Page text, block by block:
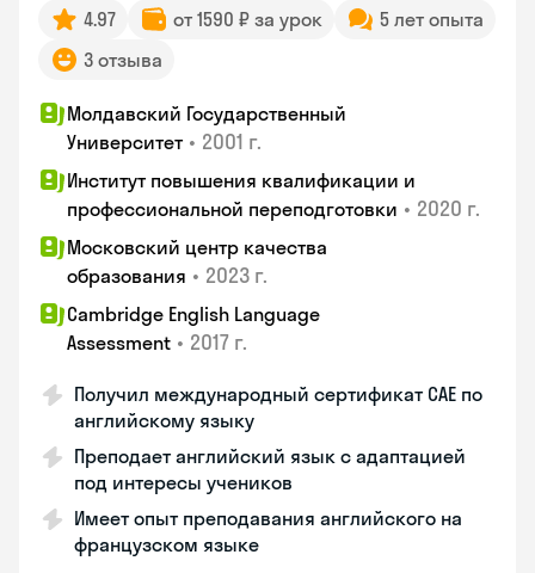
4.97 от 1590 ₽ за урок
5 лет опыта
3 отзыва
Молдавский Государственный
Университет • 2001 г.
Институт повышения квалификации и
профессиональной переподготовки • 2020 г.
Московский центр качества
образования • 2023 г.
Cambridge English Language
Assessment • 2017 г.
Получил международный сертификат CAE по
английскому языку
Преподает английский язык с адаптацией
под интересы учеников
Имеет опыт преподавания английского на
французском языке